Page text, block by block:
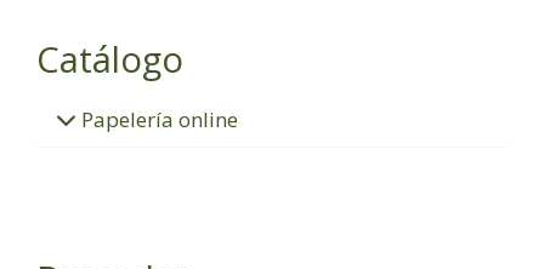
Catálogo
Papelería online